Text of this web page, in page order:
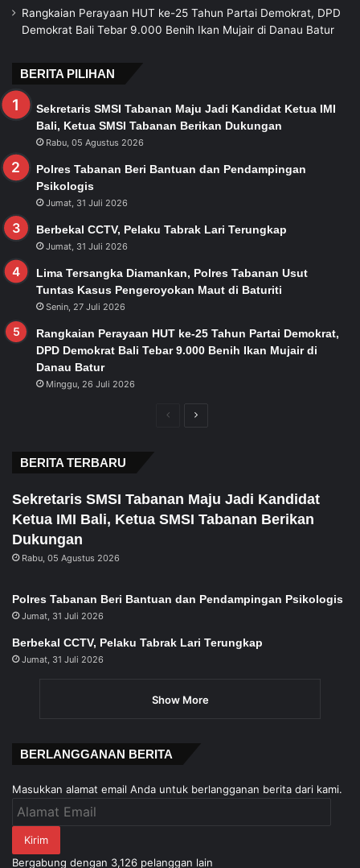
Rangkaian Perayaan HUT ke-25 Tahun Partai Demokrat, DPD
Demokrat Bali Tebar 9.000 Benih Ikan Mujair di Danau Batur
BERITA PILIHAN
Sekretaris SMSI Tabanan Maju Jadi Kandidat Ketua IMI
Bali, Ketua SMSI Tabanan Berikan Dukungan
Rabu, 05 Agustus 2026
Polres Tabanan Beri Bantuan dan Pendampingan
Psikologis
Jumat, 31 Juli 2026
Berbekal CCTV, Pelaku Tabrak Lari Terungkap
Jumat, 31 Juli 2026
Lima Tersangka Diamankan, Polres Tabanan Usut
Tuntas Kasus Pengeroyokan Maut di Baturiti
Senin, 27 Juli 2026
Rangkaian Perayaan HUT ke-25 Tahun Partai Demokrat,
DPD Demokrat Bali Tebar 9.000 Benih Ikan Mujair di
Danau Batur
Minggu, 26 Juli 2026
PreviousNext
BERITA TERBARU
Sekretaris SMSI Tabanan Maju Jadi Kandidat
Ketua IMI Bali, Ketua SMSI Tabanan Berikan
Dukungan
Rabu, 05 Agustus 2026
Polres Tabanan Beri Bantuan dan Pendampingan Psikologis
Jumat, 31 Juli 2026
Berbekal CCTV, Pelaku Tabrak Lari Terungkap
Jumat, 31 Juli 2026
Show More
BERLANGGANAN BERITA
Masukkan alamat email Anda untuk berlangganan berita dari kami.
Alamat
Kirim
Bergabung dengan 3,126 pelanggan lain